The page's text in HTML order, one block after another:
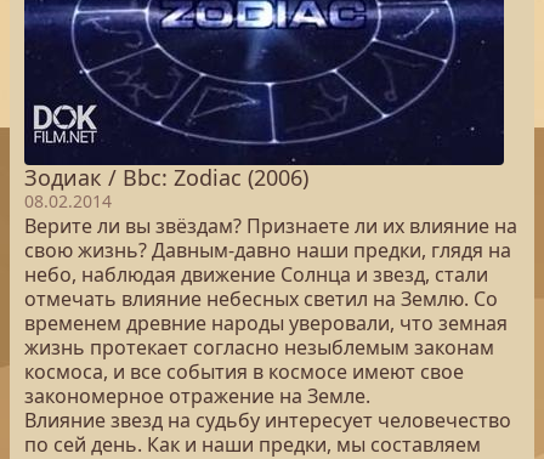
Зодиак / Bbc: Zodiac (2006)
08.02.2014
Верите ли вы звёздам? Признаете ли их влияние на
свою жизнь? Давным-давно наши предки, глядя на
небо, наблюдая движение Солнца и звезд, стали
отмечать влияние небесных светил на Землю. Со
временем древние народы уверовали, что земная
жизнь протекает согласно незыблемым законам
космоса, и все события в космосе имеют свое
закономерное отражение на Земле.
Влияние звезд на судьбу интересует человечество
по сей день. Как и наши предки, мы составляем